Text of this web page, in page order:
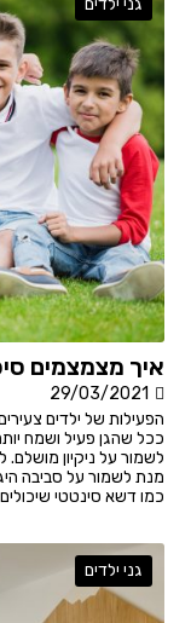
איך מצמצמים
29/03/2021
הפעילות של ילדים
ככל שהגן פעיל ושמח
לשמור על ניקיון מושלם.
מנת לשמור על סביבה
כמו דשא סינטטי
גני ילדים